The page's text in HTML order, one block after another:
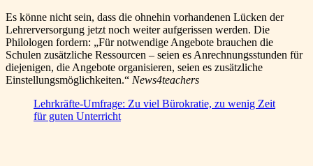
Es könne nicht sein, dass die ohnehin vorhandenen Lücken der
Lehrerversorgung jetzt noch weiter aufgerissen werden. Die
Philologen fordern: „Für notwendige Angebote brauchen die
Schulen zusätzliche Ressourcen – seien es Anrechnungsstunden für
diejenigen, die Angebote organisieren, seien es zusätzliche
Einstellungsmöglichkeiten.“ News4teachers
Lehrkräfte-Umfrage: Zu viel Bürokratie, zu wenig Zeit
für guten Unterricht